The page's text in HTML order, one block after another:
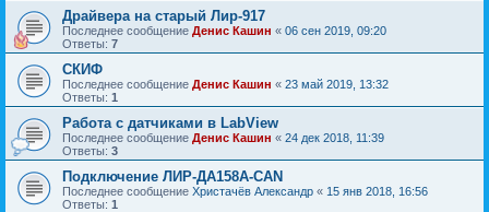
Драйвера на старый Лир-917
Последнее сообщение Денис Кашин « 06 сен 2019, 09:20
Ответы: 7
СКИФ
Последнее сообщение Денис Кашин « 23 май 2019, 13:32
Ответы: 1
Работа с датчиками в LabView
Последнее сообщение Денис Кашин « 24 дек 2018, 11:39
Ответы: 3
Подключение ЛИР-ДА158А-CAN
Последнее сообщение Христачёв Александр « 15 янв 2018, 16:56
Ответы: 1